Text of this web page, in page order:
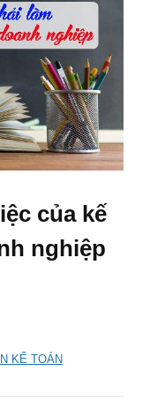
của kế
nghiệp
KẾ TOÁN